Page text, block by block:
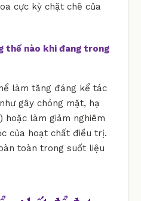
cực kỳ chặt chẽ của
thế nào khi đang trong
làm tăng đáng kể tác
gây chóng mặt, hạ
hoặc làm giảm nghiêm
của hoạt chất điều trị.
toàn trong suốt liệu